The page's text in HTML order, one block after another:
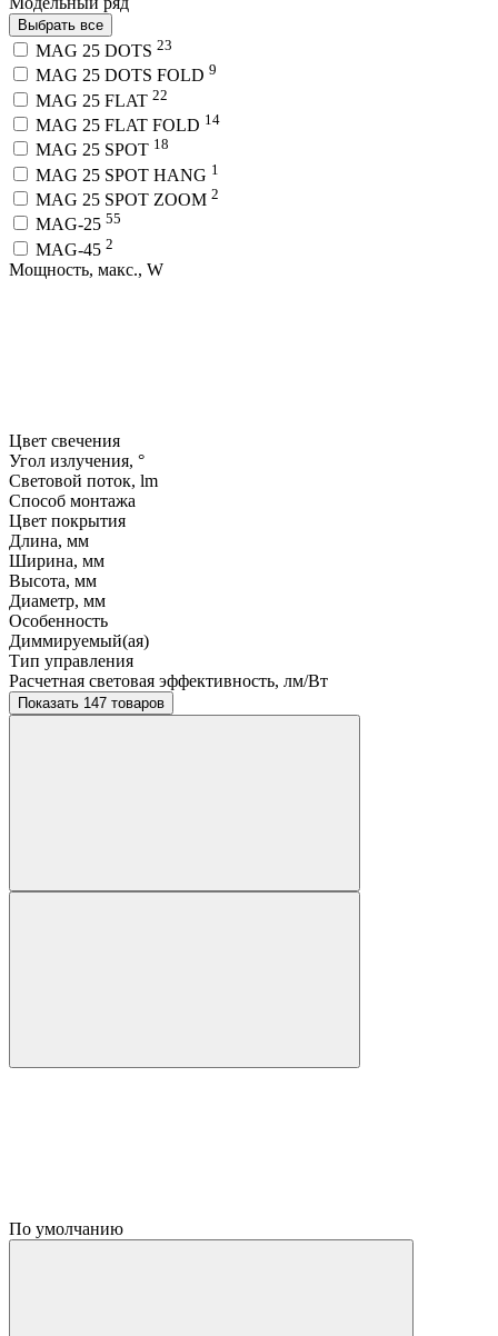
Выбрать все
MAG 25 DOTS 23
MAG 25 DOTS FOLD 9
MAG 25 FLAT 22
MAG 25 FLAT FOLD 14
MAG 25 SPOT 18
MAG 25 SPOT HANG 1
MAG 25 SPOT ZOOM 2
MAG-25 55
MAG-45 2
Мощность, макс., W
Цвет свечения
Угол излучения, °
Световой поток, lm
Способ монтажа
Цвет покрытия
Длина, мм
Ширина, мм
Высота, мм
Диаметр, мм
Особенность
Диммируемый(ая)
Тип управления
Расчетная световая эффективность, лм/Вт
Показать 147 товаров
По умолчанию